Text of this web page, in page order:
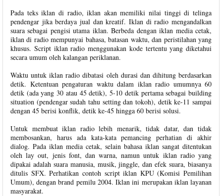
Pada teks iklan di radio, iklan akan memiliki nilai tinggi di telinga
pendengar jika berdaya jual dan kreatif. Iklan di radio mengandalkan
suara sebagai pengisi utama iklan. Berbeda dengan iklan media cetak,
iklan di radio mempunyai bahasa, batasan waktu, dan peristilahan yang
khusus. Script iklan radio menggunakan kode tertentu yang diketahui
secara umum oleh kalangan periklanan.
Waktu untuk iklan radio dibatasi oleh durasi dan dihitung berdasarkan
detik. Ketentuan pengaturan waktu dalam iklan radio umumnya 60
detik (ada yang 30 atau 45 detik), 5-10 detik pertama sebagai building
situation (pendengar sudah tahu setting dan tokoh), detik ke-11 sampai
dengan 45 berisi konflik, detik ke-45 hingga 60 berisi solusi.
Untuk membuat iklan radio lebih menarik, tidak datar, dan tidak
membosankan, harus ada kata-kata pemancing perhatian di akhir
dialog. Pada iklan media cetak, selain bahasa iklan sangat ditentukan
oleh lay out, jenis font, dan warna, namun untuk iklan radio yang
dipakai adalah suara manusia, musik, jinggle, dan efek suara, biasanya
ditulis SFX. Perhatikan contoh script iklan KPU (Komisi Pemilihan
Umum), dengan brand pemilu 2004. Iklan ini merupakan iklan layanan
masyarakat.